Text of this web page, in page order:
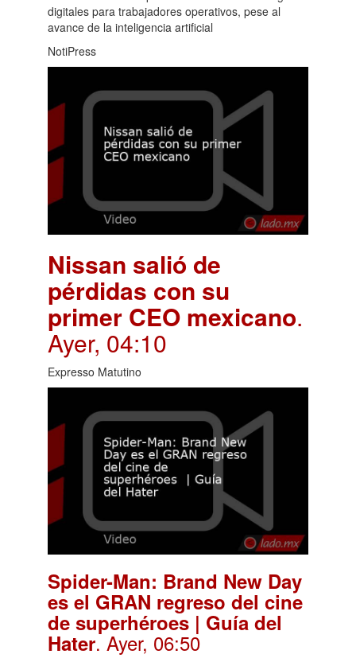
digitales para trabajadores operativos, pese al
avance de la inteligencia artificial
NotiPress
Nissan salió de
pérdidas con su
primer CEO mexicano.
Ayer, 04:10
Expresso Matutino
Spider-Man: Brand New Day
es el GRAN regreso del cine
de superhéroes | Guía del
Hater. Ayer, 06:50